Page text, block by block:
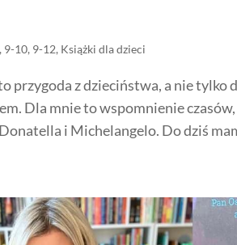
, 9-10, 9-12, Książki dla dzieci
przygoda z dzieciństwa, a nie tylko
Dla mnie to wspomnienie
i Michelangelo. Do dziś